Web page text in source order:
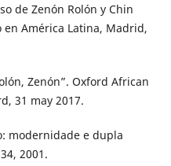
de Zenón Rolón y Chin
en América Latina, Madrid,
Zenón”. Oxford African
31 may 2017.
modernidade e dupla
2001.